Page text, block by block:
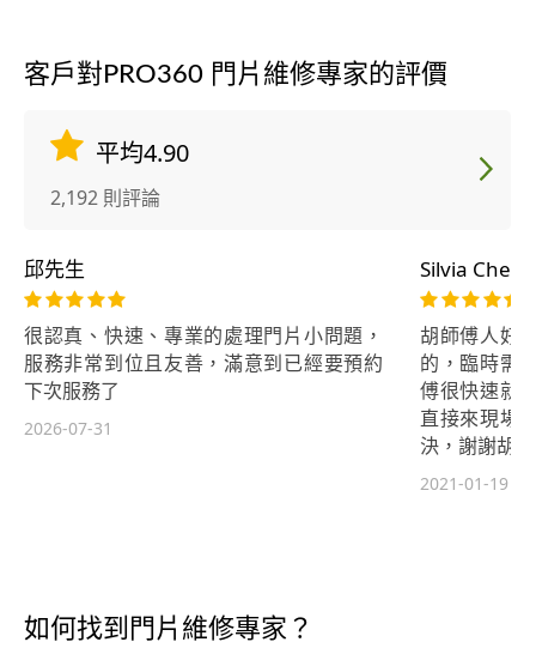
客戶對PRO360 門片維修專家的評價
平均4.90
2,192 則評論
邱先生
很認真、快速、專業的處理門片小問題，
服務非常到位且友善，滿意到已經要預約
下次服務了
2026-07-31
Silvia Cheng
胡師傅人好
的，臨時需
傅很快速就
直接來現場
決，謝謝胡
2021-01-19
如何找到門片維修專家？